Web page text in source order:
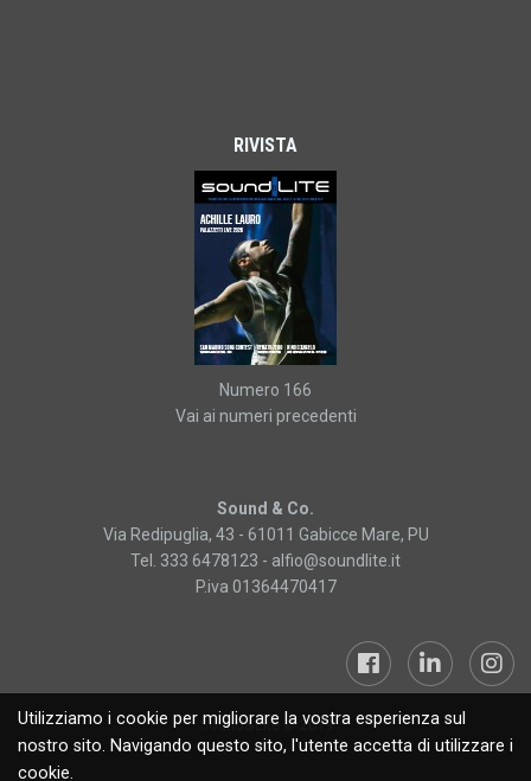
Utilizziamo i cookie per migliorare la vostra esperienza sul
nostro sito. Navigando questo sito, l'utente accetta di utilizzare i
cookie.
RIVISTA
Numero 166
Vai ai numeri precedenti
Sound & Co.
Via Redipuglia, 43 - 61011 Gabicce Mare, PU
Tel. 333 6478123 - alfio@soundlite.it
P.iva 01364470417
Sound&Lite © 2019